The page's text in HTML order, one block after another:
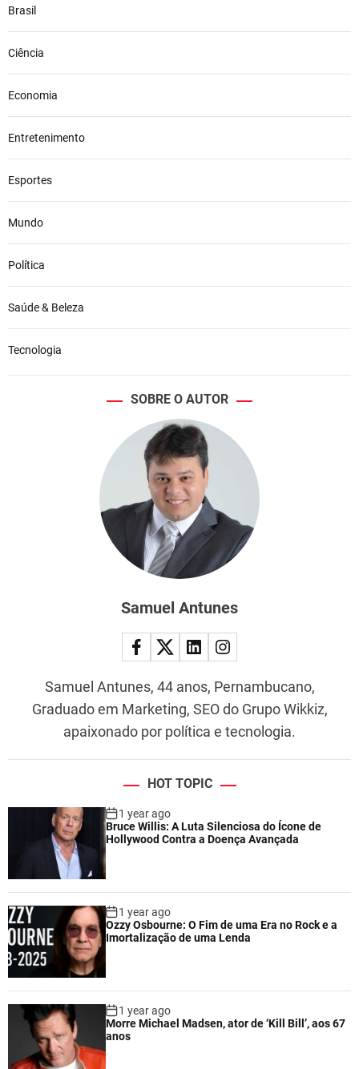
Brasil
Ciência
Economia
Entretenimento
Esportes
Mundo
Política
Saúde & Beleza
Tecnologia
SOBRE O AUTOR
Samuel Antunes
Samuel Antunes, 44 anos, Pernambucano,
Graduado em Marketing, SEO do Grupo Wikkiz,
apaixonado por política e tecnologia.
HOT TOPIC
1 year ago
Bruce Willis: A Luta Silenciosa do Ícone de
Hollywood Contra a Doença Avançada
1 year ago
Ozzy Osbourne: O Fim de uma Era no Rock e a
Imortalização de uma Lenda
1 year ago
Morre Michael Madsen, ator de ‘Kill Bill’, aos 67
anos